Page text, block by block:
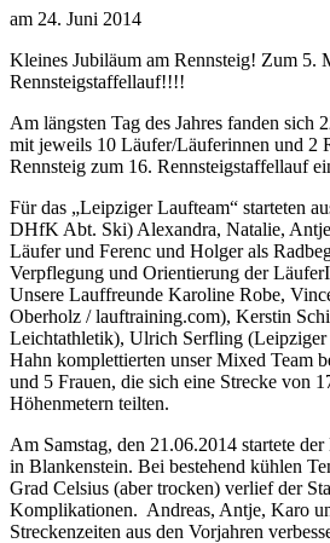
am 24. Juni 2014
Kleines Jubiläum am Rennsteig! Zum 5.
Rennsteigstaffellauf!!!!
Am längsten Tag des Jahres fanden sich
mit jeweils 10 Läufer/Läuferinnen und 2
Rennsteig zum 16. Rennsteigstaffellauf
Für das „Leipziger Laufteam“ starteten
DHfK Abt. Ski) Alexandra, Natalie,
Läufer und Ferenc und Holger als
Verpflegung und Orientierung der
Unsere Lauffreunde Karoline Robe,
Oberholz / lauftraining.com), Kerstin
Leichtathletik), Ulrich Serfling
Hahn komplettierten unser Mixed Team
und 5 Frauen, die sich eine Strecke von
Höhenmetern teilten.
Am Samstag, den 21.06.2014 startete
in Blankenstein. Bei bestehend kühlen
Grad Celsius (aber trocken) verlief der
Komplikationen. Andreas, Antje, Karo
Streckenzeiten aus den Vorjahren